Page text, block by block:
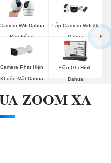
Wifi Dahua
Báo Động
Lắp Camera Wifi 2k
Dahua
Camera Phát Hiện
Khuôn Mặt Dahua
Đầu Ghi Hình
Dahua
ZOOM XA